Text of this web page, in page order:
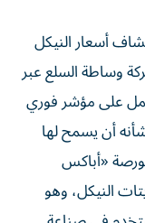
أسعار النيكل
وساطة السلع عبر
على مؤشر فوري
أن يسمح لها
«أباكس
النيكل، وهو